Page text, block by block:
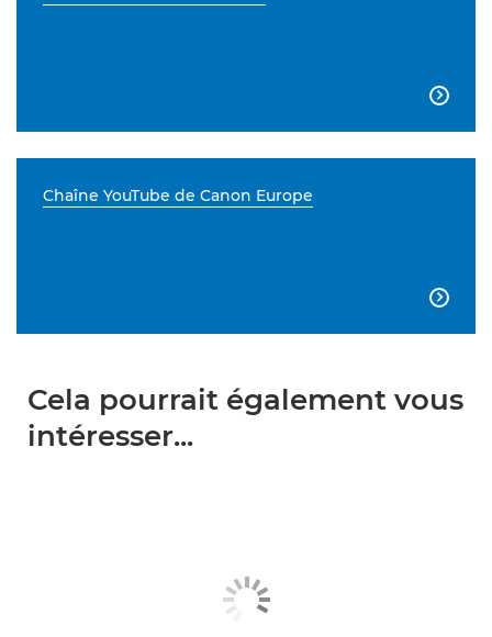

Chaîne YouTube de Canon Europe

Cela pourrait également vous
intéresser...